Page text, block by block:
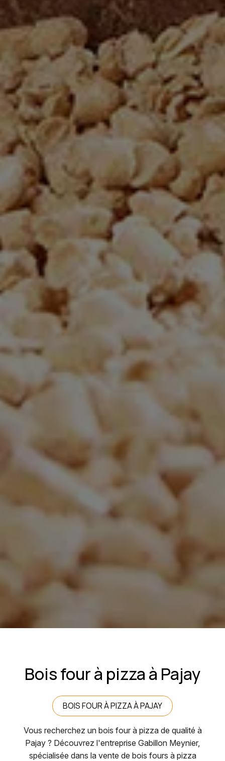
Bois four à pizza à Pajay
BOIS FOUR À PIZZA À PAJAY
Vous recherchez un bois four à pizza de qualité à
Pajay ? Découvrez l'entreprise Gabillon Meynier,
spécialisée dans la vente de bois fours à pizza